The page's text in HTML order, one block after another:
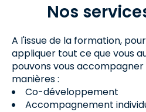
Nos
A l'issue de la formation,
appliquer tout ce que vous
pouvons vous
manières :
Co-développement
Accompagnement